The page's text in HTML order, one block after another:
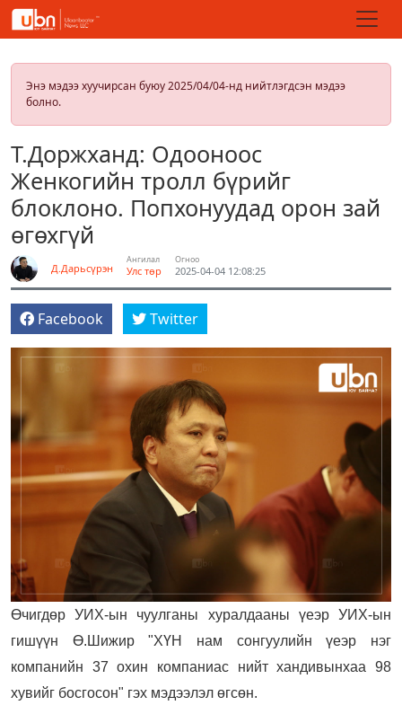
Энэ мэдээ хуучирсан буюу 2025/04/04-нд нийтлэгдсэн мэдээ
болно.
Т.Доржханд: Одооноос
Женкогийн тролл бүрийг
блоклоно. Попхонуудад орон зай
өгөхгүй
Д.Дарьсүрэн
Ангилал
Улс төр
Огноо
2025-04-04 12:08:25
Facebook Twitter
Өчигдөр УИХ-ын чуулганы хуралдааны үеэр УИХ-ын
гишүүн Ө.Шижир "ХҮН нам сонгуулийн үеэр нэг
компанийн 37 охин компаниас нийт хандивынхаа 98
хувийг босгосон" гэх мэдээлэл өгсөн.